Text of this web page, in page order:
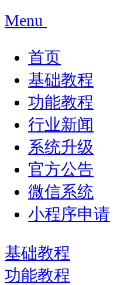
Menu
首页
基础教程
功能教程
行业新闻
系统升级
官方公告
微信系统
小程序申请
基础教程
功能教程